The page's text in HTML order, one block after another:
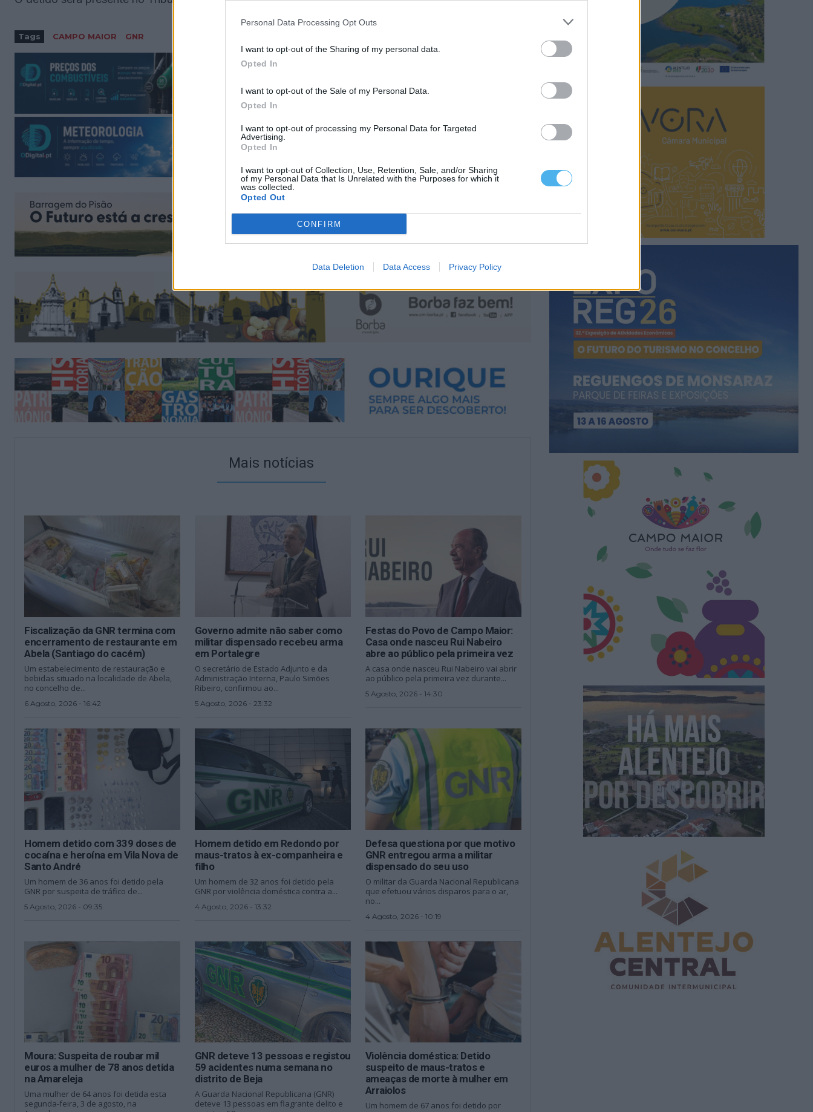
Personal Data Processing Opt Outs
I want to opt-out of the Sharing of my personal data.
Opted In
I want to opt-out of the Sale of my Personal Data.
Opted In
I want to opt-out of processing my Personal Data for Targeted
Advertising.
Opted In
I want to opt-out of Collection, Use, Retention, Sale, and/or Sharing
of my Personal Data that Is Unrelated with the Purposes for which it
was collected.
Opted Out
CONFIRM
Data Deletion Data Access Privacy Policy
Tags CAMPO MAIOR GNR
Mais notícias
Fiscalização da GNR termina com
encerramento de restaurante em
Abela (Santiago do cacém)
Um estabelecimento de restauração e
bebidas situado na localidade de Abela,
no concelho de...
6 Agosto, 2026 - 16:42
Governo admite não saber como
militar dispensado recebeu arma
em Portalegre
O secretário de Estado Adjunto e da
Administração Interna, Paulo Simões
Ribeiro, confirmou ao...
5 Agosto, 2026 - 23:32
Festas do Povo de Campo Maior:
Casa onde nasceu Rui Nabeiro
abre ao público pela primeira vez
A casa onde nasceu Rui Nabeiro vai abrir
ao público pela primeira vez durante...
5 Agosto, 2026 - 14:30
Homem detido com 339 doses de
cocaína e heroína em Vila Nova de
Santo André
Um homem de 36 anos foi detido pela
GNR por suspeita de tráfico de...
5 Agosto, 2026 - 09:35
Homem detido em Redondo por
maus-tratos à ex-companheira e
filho
Um homem de 32 anos foi detido pela
GNR por violência doméstica contra a...
4 Agosto, 2026 - 13:32
Defesa questiona por que motivo
GNR entregou arma a militar
dispensado do seu uso
O militar da Guarda Nacional Republicana
que efetuou vários disparos para o ar,
no...
4 Agosto, 2026 - 10:19
Moura: Suspeita de roubar mil
euros a mulher de 78 anos detida
na Amareleja
Uma mulher de 64 anos foi detida esta
segunda-feira, 3 de agosto, na
GNR deteve 13 pessoas e registou
59 acidentes numa semana no
distrito de Beja
A Guarda Nacional Republicana (GNR)
deteve 13 pessoas em flagrante delito e
Violência doméstica: Detido
suspeito de maus-tratos e
ameaças de morte à mulher em
Arraiolos
Um homem de 67 anos foi detido por